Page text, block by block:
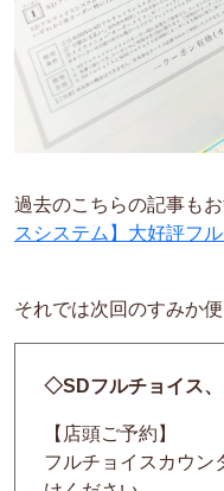
過去のこちらの記事も
スシステム】大好評フ
それでは次回のすみか
◇SDフルチョイス
【店頭ご予約】
フルチョイスカウン